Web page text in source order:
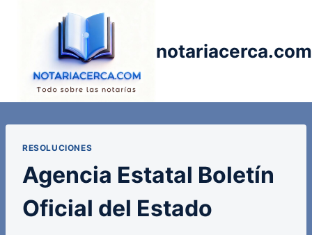
notariacerca.com
RESOLUCIONES
Agencia Estatal Boletín
Oficial del Estado